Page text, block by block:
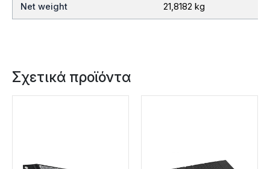
Net weight 21,8182 kg
Σχετικά προϊόντα